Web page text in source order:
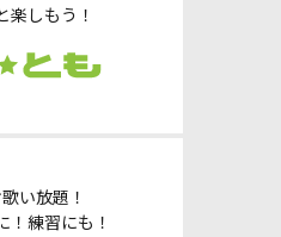
楽しもう！
い放題！
！練習にも！